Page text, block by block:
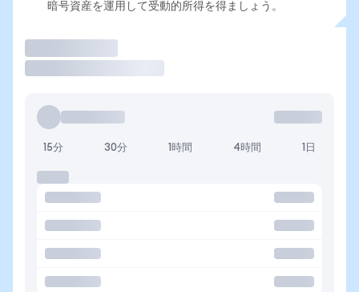
暗号資産を運用して受動的所得を得ましょう。
15分 30分 1時間 4時間 1日